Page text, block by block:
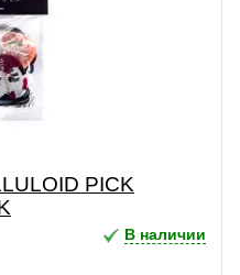
PICK
В наличии